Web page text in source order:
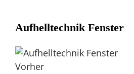
Aufhelltechnik Fenster
Vorher